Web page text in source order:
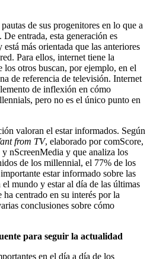
de sus progenitores en lo que a
entrada, esta generación es
más orientada que las anteriores
Para ellos, internet tiene la
otros buscan, por ejemplo, en el
de referencia de televisión. Internet
de inflexión en cómo
pero no es el único punto en
valoran el estar informados. Según
from TV, elaborado por comScore,
nScreenMedia y que analiza los
de los millennial, el 77% de los
estar informado sobre las
mundo y estar al día de las últimas
centrado en su interés por la
conclusiones sobre cómo
para seguir la actualidad
en el día a día de los